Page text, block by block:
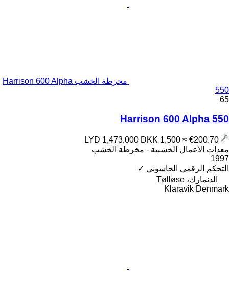
مخرطة الخشب Harrison 600 Alpha
550
65
Harrison 600 Alpha 550
DKK 1,500 ≈ €200.70
معدات الأعمال الخشبية - مخرطة الخشب
1997
التحكم الرقمي الحاسوبي ✓
الدنمارك، Tølløse
Klaravik Denmark